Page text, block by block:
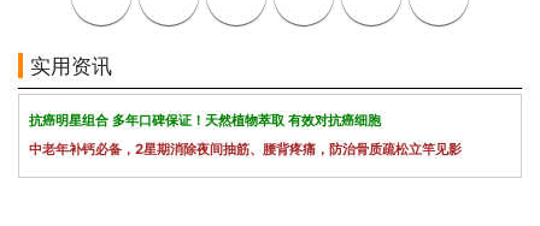
实用资讯
抗癌明星组合 多年口碑保证！天然植物萃取 有效对抗癌细胞
中老年补钙必备，2星期消除夜间抽筋、腰背疼痛，防治骨质疏松立竿见影